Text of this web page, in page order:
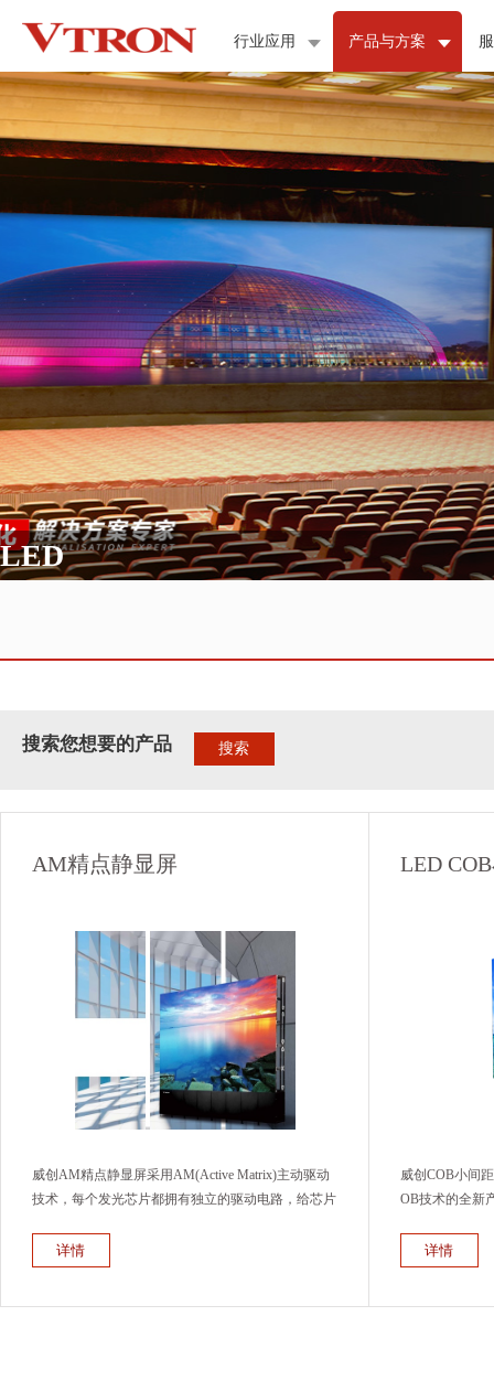
行业应用 产品与方案
LED
搜索您想要的产品 搜索
AM精点静显屏
威创AM精点静显屏采用AM(Active Matrix)主动驱动
技术，每个发光芯片都拥有独立的驱动电路，给芯片
实际感知相同，亮度均匀，显示柔和，观看舒适，即
使有个别子像素异常，其他像素依然如故，不影响画
详情
LED
威创COB小间
OB技术的全新
封装在PCB板
的基础上，减
详情